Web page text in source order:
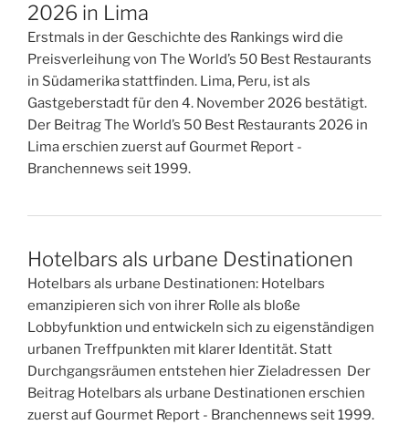
2026 in Lima
Erstmals in der Geschichte des Rankings wird die
Preisverleihung von The World’s 50 Best Restaurants
in Südamerika stattfinden. Lima, Peru, ist als
Gastgeberstadt für den 4. November 2026 bestätigt.
Der Beitrag The World’s 50 Best Restaurants 2026 in
Lima erschien zuerst auf Gourmet Report -
Branchennews seit 1999.
Hotelbars als urbane Destinationen
Hotelbars als urbane Destinationen: Hotelbars
emanzipieren sich von ihrer Rolle als bloße
Lobbyfunktion und entwickeln sich zu eigenständigen
urbanen Treffpunkten mit klarer Identität. Statt
Durchgangsräumen entstehen hier Zieladressen Der
Beitrag Hotelbars als urbane Destinationen erschien
zuerst auf Gourmet Report - Branchennews seit 1999.